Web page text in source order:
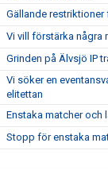
Gällande
Vi vill förstärka några
Grinden på Älvsjö IP
Vi söker en
elitettan
Enstaka matcher och
Stopp för enstaka